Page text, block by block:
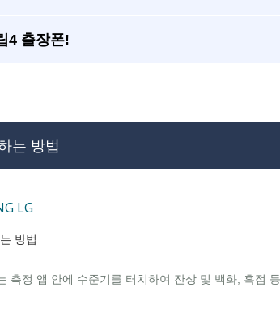
4 출장폰!
는 방법
LG
방법
정 앱 안에 수준기를 터치하여 잔상 및 백화, 흑점